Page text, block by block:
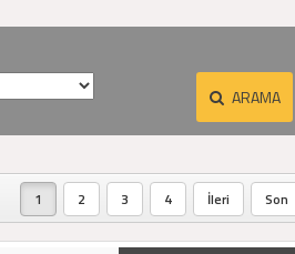
ARAMA
1 2 3 4 İleri Son